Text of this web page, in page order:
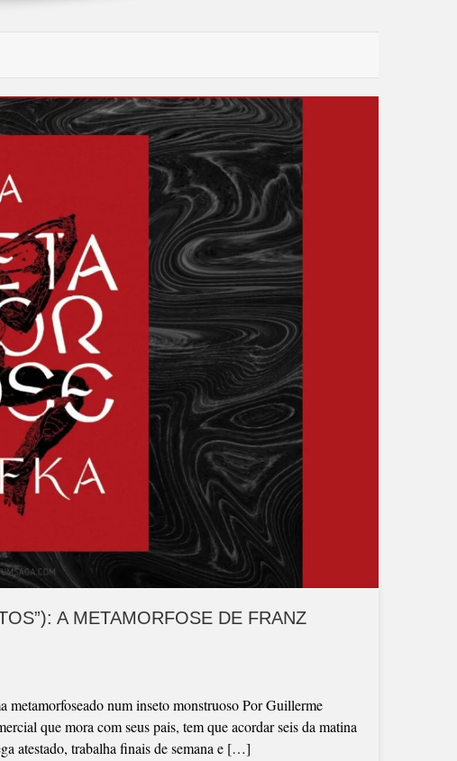
A METAMORFOSE DE FRANZ
metamorfoseado num inseto monstruoso Por Guillerme
que mora com seus pais, tem que acordar seis da matina
atestado, trabalha finais de semana e […]